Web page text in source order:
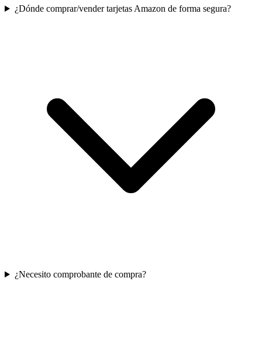
¿Dónde comprar/vender tarjetas Amazon de forma segura?
¿Necesito comprobante de compra?